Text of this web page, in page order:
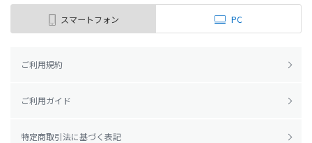
スマートフォン PC
ご利用規約
ご利用ガイド
特定商取引法に基づく表記